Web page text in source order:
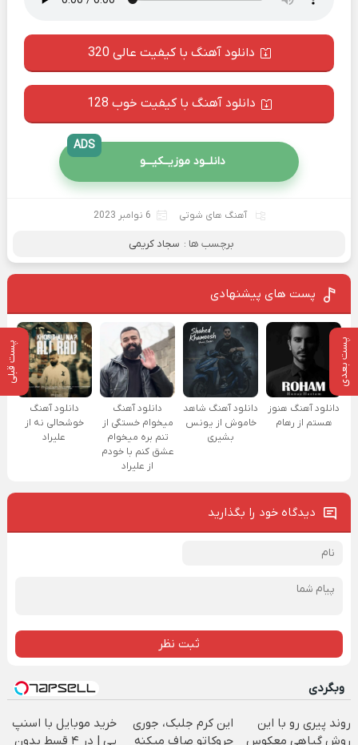
پست بعدی پست قبلی
دانلود آهنگ با کیفیت عالی 320
دانلود آهنگ با کیفیت خوب 128
دانلــود موزیــکیـــو
ADS
آهنگ های شوتی 6 نوامبر 2023
برچسب ها : سجاد کریمی
پست های پیشنهادی
دانلود آهنگ هنوز
هستم از رهام
دانلود آهنگ شاهد
خاموش از یونس
بشیری
دانلود آهنگ
میخوام خستگی از
تنم بره میخوام
عشق کنم با خودم
از علیراد
دانلود آهنگ
خوشحالی نه از
علیراد
دیدگاه خود را بگذارید
ثبت نظر
وبگردی
روند پیری رو با این
روش گیاهی معکوس
این کرم جلبک، جوری
چروکاتو صاف میکنه
خرید موبایل با اسنپ
پی | در ۴ قسط بدون